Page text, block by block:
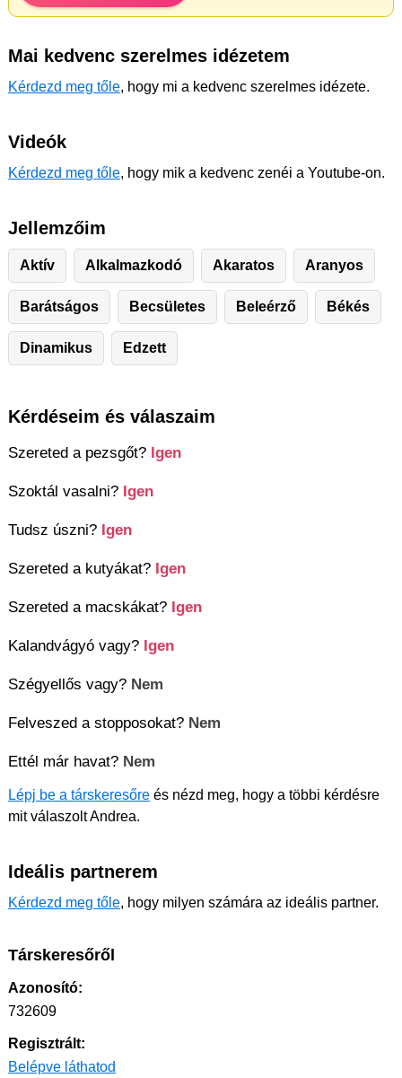
Mai kedvenc szerelmes idézetem
Kérdezd meg tőle, hogy mi a kedvenc szerelmes idézete.
Videók
Kérdezd meg tőle, hogy mik a kedvenc zenéi a Youtube-on.
Jellemzőim
Aktív Alkalmazkodó Akaratos Aranyos
Barátságos Becsületes Beleérző Békés
Dinamikus Edzett
Kérdéseim és válaszaim
Szereted a pezsgőt? Igen
Szoktál vasalni? Igen
Tudsz úszni? Igen
Szereted a kutyákat? Igen
Szereted a macskákat? Igen
Kalandvágyó vagy? Igen
Szégyellős vagy? Nem
Felveszed a stopposokat? Nem
Ettél már havat? Nem
Lépj be a társkeresőre és nézd meg, hogy a többi kérdésre
mit válaszolt Andrea.
Ideális partnerem
Kérdezd meg tőle, hogy milyen számára az ideális partner.
Társkeresőről
Azonosító:
732609
Regisztrált:
Belépve láthatod